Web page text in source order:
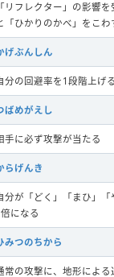
「リフレクター」の影響
「ひかりのかべ」をこわ
げぶんしん
分の回避率を1段階上げる
ばめがえし
手に必ず攻撃が当たる
らげんき
分が「どく」「まひ」
になる
みつのちから
常の攻撃に、地形による